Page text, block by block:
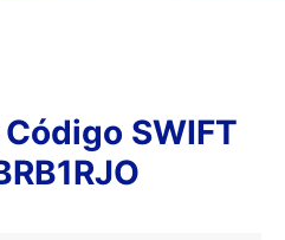
SWIFT